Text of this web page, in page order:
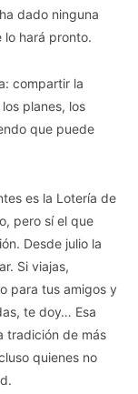
dado ninguna
lo hará pronto.
compartir la
planes, los
que puede
es la Lotería de
pero sí el que
Desde julio la
Si viajas,
para tus amigos y
te doy… Esa
tradición de más
quienes no